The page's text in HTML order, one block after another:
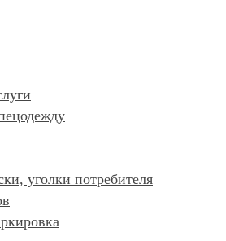
уголки потребителя